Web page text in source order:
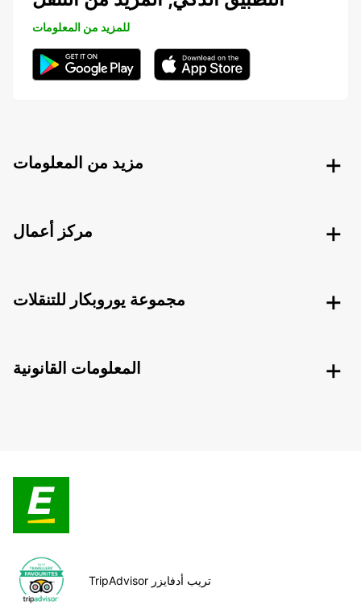
للمزيد من المعلومات
مزيد من المعلومات
مركز أعمال
مجموعة يوروبكار للتنقلات
المعلومات القانونية
TripAdvisor تريب أدفايزر